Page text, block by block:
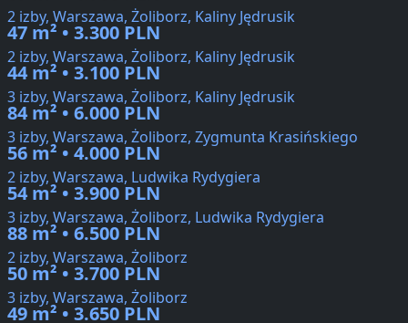
2 izby, Warszawa, Żoliborz, Kaliny Jędrusik
47 m² • 3.300 PLN
2 izby, Warszawa, Żoliborz, Kaliny Jędrusik
44 m² • 3.100 PLN
3 izby, Warszawa, Żoliborz, Kaliny Jędrusik
84 m² • 6.000 PLN
3 izby, Warszawa, Żoliborz, Zygmunta Krasińskiego
56 m² • 4.000 PLN
2 izby, Warszawa, Ludwika Rydygiera
54 m² • 3.900 PLN
3 izby, Warszawa, Żoliborz, Ludwika Rydygiera
88 m² • 6.500 PLN
2 izby, Warszawa, Żoliborz
50 m² • 3.700 PLN
3 izby, Warszawa, Żoliborz
49 m² • 3.650 PLN